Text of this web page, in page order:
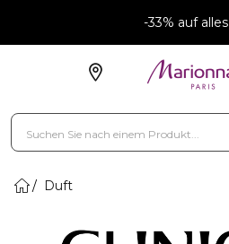
-33% auf alles
Duft